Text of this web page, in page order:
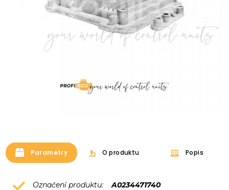
Parametry O produktu Popis
Označení produktu: A0234471740